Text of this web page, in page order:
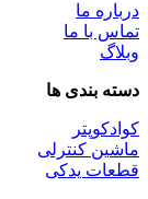
درباره ما
تماس با ما
وبلاگ
دسته بندی ها
کوادکوپتر
ماشین کنترلی
قطعات یدکی